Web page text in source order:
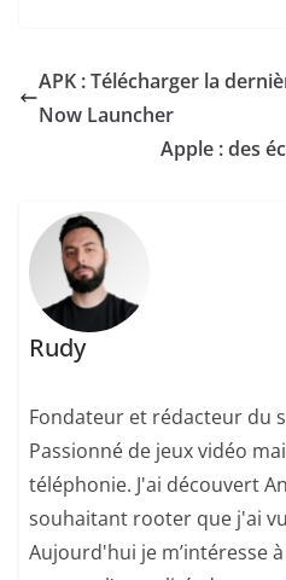
APK : Télécharger la
Now Launcher
Apple : des
Rudy
Fondateur et rédacteur du
Passionné de jeux vidéo
téléphonie. J'ai découvert
souhaitant rooter que j'ai
Aujourd'hui je m’intéresse